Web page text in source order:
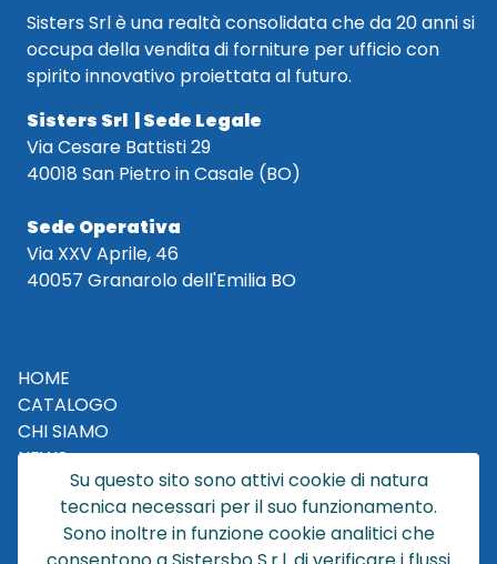
Sisters Srl è una realtà consolidata che da 20 anni si
occupa della vendita di forniture per ufficio con
spirito innovativo proiettata al futuro.
Sisters Srl | Sede Legale
Via Cesare Battisti 29
40018 San Pietro in Casale (BO)
Sede Operativa
Via XXV Aprile, 46
40057 Granarolo dell'Emilia BO
HOME
CATALOGO
CHI SIAMO
NEWS
CONTATTACI
CONDIZIONI DI VENDITA
Su questo sito sono attivi cookie di natura
tecnica necessari per il suo funzionamento.
Sono inoltre in funzione cookie analitici che